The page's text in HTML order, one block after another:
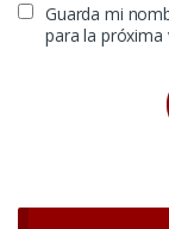
Guarda mi
para la próxima